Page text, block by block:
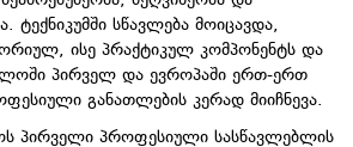
ტექნიკუმში სწავლება მოიცავდა,
ისე პრაქტიკულ კომპონენტს და
პირველ და ევროპაში ერთ-ერთ
განათლების კერად მიიჩნევა.
პირველი პროფესიული სასწავლებლის